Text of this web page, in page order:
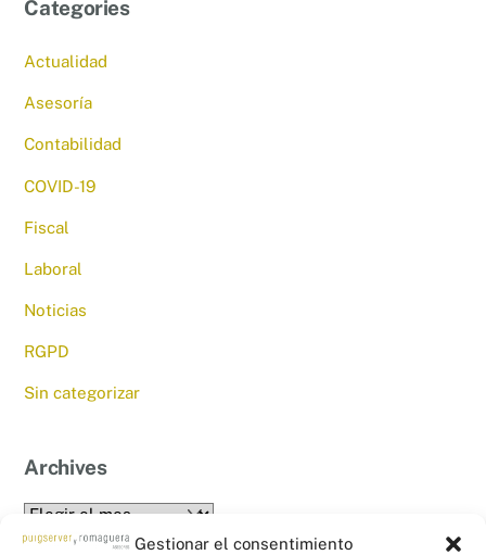
Gestionar el consentimiento
Categories
Actualidad
Asesoría
Contabilidad
COVID-19
Fiscal
Laboral
Noticias
RGPD
Sin categorizar
Archives
Archives